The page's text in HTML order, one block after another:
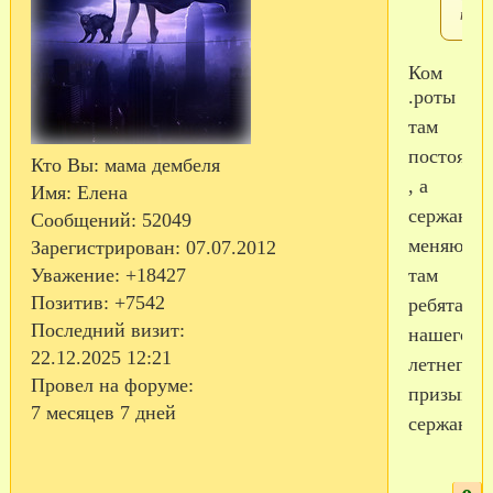
Кто Вы: мама дембеля
Имя: Елена
Сообщений: 52049
Зарегистрирован: 07.07.2012
Уважение: +18427
Позитив: +7542
Последний визит:
22.12.2025 12:21
Провел на форуме:
7 месяцев 7 дней
Ком
.роты
там
, а
там
ребята
нашего
летнего
призыва